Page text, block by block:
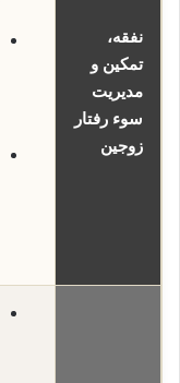
نفقه،
تمکین و
مدیریت
سوء رفتار
زوجین